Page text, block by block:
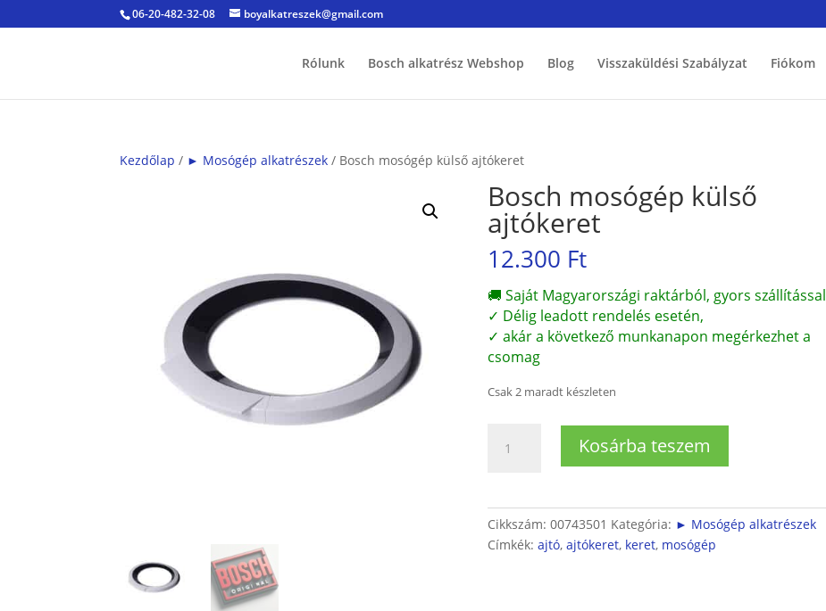
06-20-482-32-08 boyalkatreszek@gmail.com
Rólunk Bosch alkatrész Webshop Blog Visszaküldési Szabályzat Fiókom
Kezdőlap / ► Mosógép alkatrészek / Bosch mosógép külső ajtókeret
Bosch mosógép külső
ajtókeret
12.300 Ft
🚚 Saját Magyarországi raktárból, gyors szállítással
✓ Délig leadott rendelés esetén,
✓ akár a következő munkanapon megérkezhet a
csomag
Csak 2 maradt készleten
mosógép
mennyiség
Kosárba teszem
Cikkszám:00743501 Kategória: ► Mosógép alkatrészek
Címkék:ajtó,ajtókeret, keret, mosógép